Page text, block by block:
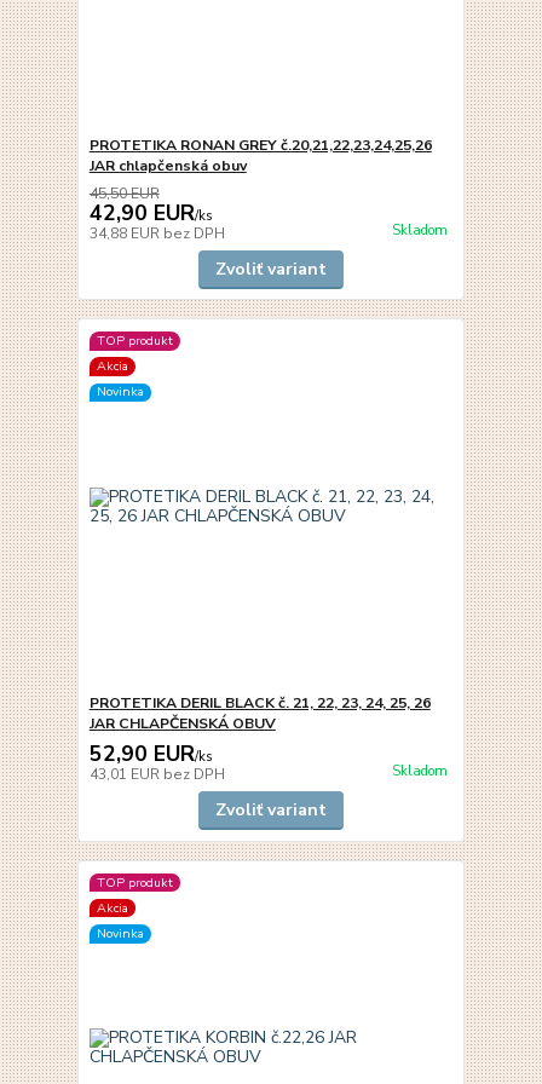
PROTETIKA RONAN GREY č.20,21,22,23,24,25,26
JAR chlapčenská obuv
45,50 EUR
42,90 EUR/ks
34,88 EUR bez DPH Skladom
Zvoliť variant
TOP produkt
Akcia
Novinka
PROTETIKA DERIL BLACK č. 21, 22, 23, 24, 25, 26
JAR CHLAPČENSKÁ OBUV
52,90 EUR/ks
43,01 EUR bez DPH Skladom
Zvoliť variant
TOP produkt
Akcia
Novinka